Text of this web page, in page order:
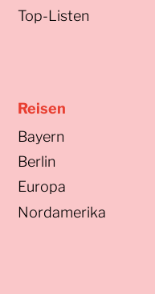
Top-Listen
Reisen
Bayern
Berlin
Europa
Nordamerika